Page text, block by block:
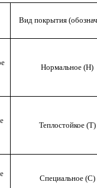
Вид покрытия
Нормальное (Н)
Теплостойкое (Т)
Специальное (С)